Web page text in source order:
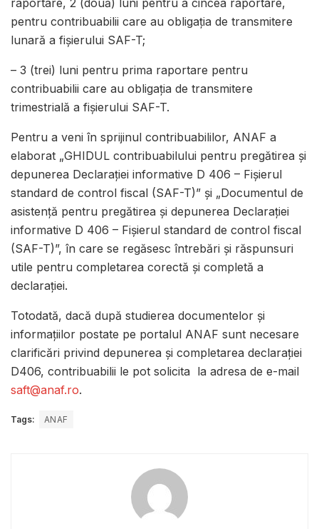
pentru contribuabilii care au obligația de transmitere
lunară a fișierului SAF-T;
– 3 (trei) luni pentru prima raportare pentru
contribuabilii care au obligația de transmitere
trimestrială a fișierului SAF-T.
Pentru a veni în sprijinul contribuabililor, ANAF a
elaborat „GHIDUL contribuabilului pentru pregătirea și
depunerea Declarației informative D 406 – Fișierul
standard de control fiscal (SAF-T)” și „Documentul de
asistență pentru pregătirea și depunerea Declarației
informative D 406 – Fișierul standard de control fiscal
(SAF-T)”, în care se regăsesc întrebări și răspunsuri
utile pentru completarea corectă și completă a
declarației.
Totodată, dacă după studierea documentelor și
informațiilor postate pe portalul ANAF sunt necesare
clarificări privind depunerea și completarea declarației
D406, contribuabilii le pot solicita la adresa de e-mail
saft@anaf.ro.
Tags: ANAF